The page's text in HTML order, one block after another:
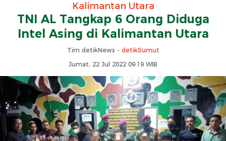
Kalimantan Utara
TNI AL Tangkap 6 Orang Diduga
Intel Asing di Kalimantan Utara
Tim detikNews - detikSumut
Jumat, 22 Jul 2022 09:19 WIB